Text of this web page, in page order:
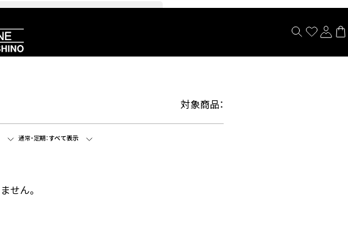
対象商品：
通常・定期：すべて表示
せん。